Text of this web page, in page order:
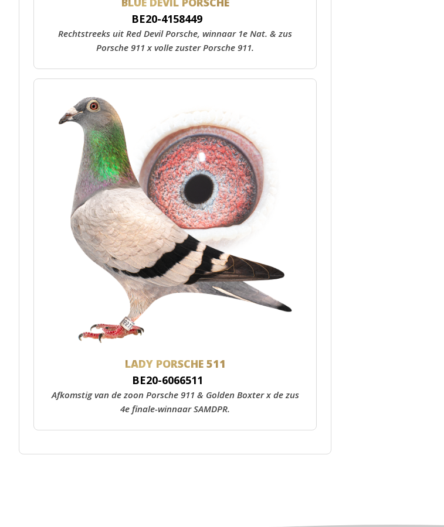
BE20-4158449
Rechtstreeks uit Red Devil Porsche, winnaar 1e Nat. & zus
Porsche 911 x volle zuster Porsche 911.
LADY PORSCHE 511
BE20-6066511
Afkomstig van de zoon Porsche 911 & Golden Boxter x de zus
4e finale-winnaar SAMDPR.